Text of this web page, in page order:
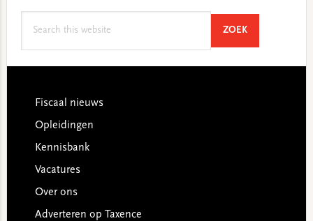
ZOEKSEARCH
Footer
Fiscaal nieuws
Opleidingen
Kennisbank
Vacatures
Over ons
Adverteren op Taxence